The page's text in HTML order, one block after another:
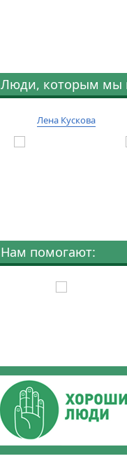
Люди, которым мы
Лена Кускова
Нам помогают: